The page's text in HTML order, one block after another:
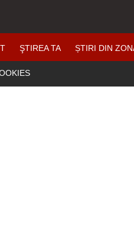
ŞTIREA TA ȘTIRI DIN